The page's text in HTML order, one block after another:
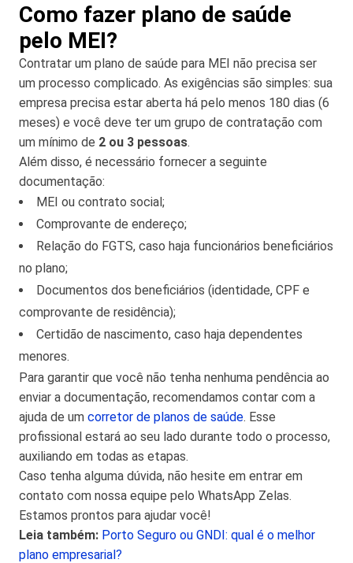
Como fazer plano de saúde
pelo MEI?
Contratar um plano de saúde para MEI não precisa ser
um processo complicado. As exigências são simples: sua
empresa precisa estar aberta há pelo menos 180 dias (6
meses) e você deve ter um grupo de contratação com
um mínimo de 2 ou 3 pessoas.
Além disso, é necessário fornecer a seguinte
documentação:
MEI ou contrato social;
Comprovante de endereço;
Relação do FGTS, caso haja funcionários beneficiários
no plano;
Documentos dos beneficiários (identidade, CPF e
comprovante de residência);
Certidão de nascimento, caso haja dependentes
menores.
Para garantir que você não tenha nenhuma pendência ao
enviar a documentação, recomendamos contar com a
ajuda de um corretor de planos de saúde. Esse
profissional estará ao seu lado durante todo o processo,
auxiliando em todas as etapas.
Caso tenha alguma dúvida, não hesite em entrar em
contato com nossa equipe pelo WhatsApp Zelas.
Estamos prontos para ajudar você!
Leia também: Porto Seguro ou GNDI: qual é o melhor
plano empresarial?